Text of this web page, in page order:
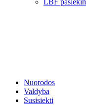
LBF
Nuorodos
Valdyba
Susisiekti